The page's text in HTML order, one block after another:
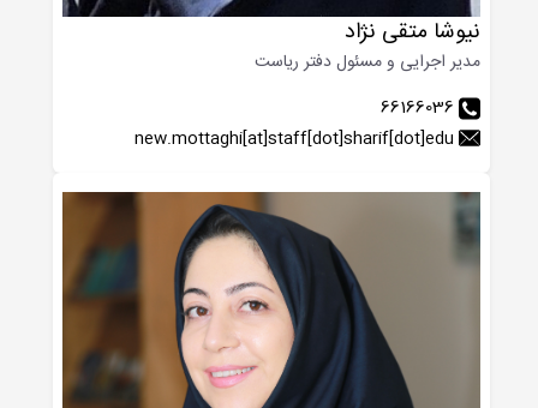
نیوشا متقی نژاد
مدیر اجرایی و مسئول دفتر ریاست
66166036
new.mottaghi[at]staff[dot]sharif[dot]edu